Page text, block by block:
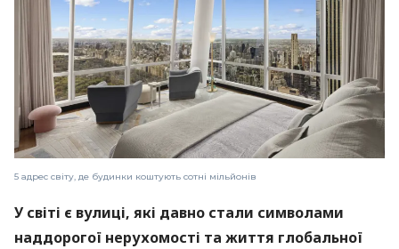
5 адрес світу, де будинки коштують сотні мільйонів
У світі є вулиці, які давно стали символами
наддорогої нерухомості та життя глобальної